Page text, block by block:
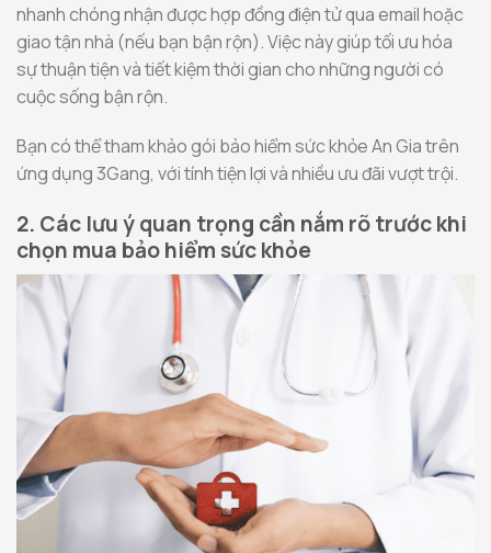
nhanh chóng nhận được hợp đồng điện tử qua email hoặc
giao tận nhà (nếu bạn bận rộn). Việc này giúp tối ưu hóa
sự thuận tiện và tiết kiệm thời gian cho những người có
cuộc sống bận rộn.
Bạn có thể tham khảo gói bảo hiểm sức khỏe An Gia trên
ứng dụng 3Gang, với tính tiện lợi và nhiều ưu đãi vượt trội.
2. Các lưu ý quan trọng cần nắm rõ trước khi
chọn mua bảo hiểm sức khỏe